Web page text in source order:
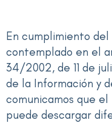
En cumplimiento
contemplado en el
34/2002, de 11 de
de la Información y
comunicamos que
puede descargar